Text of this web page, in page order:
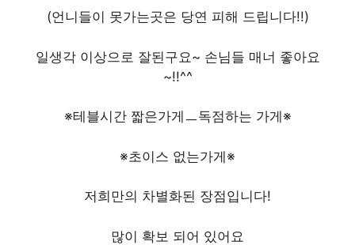
(언니들이 못가는곳은 당연 피해 드립니다!!)
일생각 이상으로 잘된구요~ 손님들 매너 좋아요
~!!^^
※테블시간 짧은가게ㅡ독점하는 가게※
※초이스 없는가게※
저희만의 차별화된 장점입니다!
많이 확보 되어 있어요